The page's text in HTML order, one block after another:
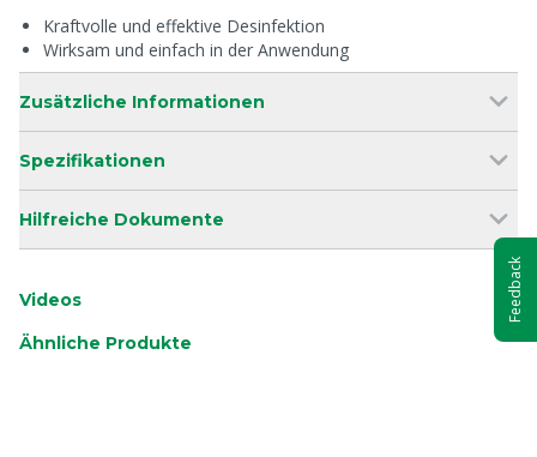
Kraftvolle und effektive Desinfektion
Wirksam und einfach in der Anwendung
Zusätzliche Informationen
Spezifikationen
Hilfreiche Dokumente
Videos
Ähnliche Produkte
Feedback